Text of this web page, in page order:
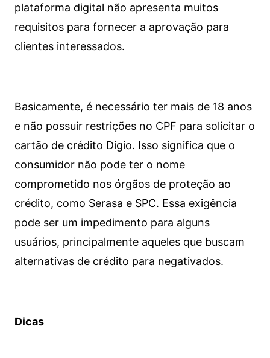
plataforma digital não apresenta muitos
requisitos para fornecer a aprovação para
clientes interessados.
Basicamente, é necessário ter mais de 18 anos
e não possuir restrições no CPF para solicitar o
cartão de crédito Digio. Isso significa que o
consumidor não pode ter o nome
comprometido nos órgãos de proteção ao
crédito, como Serasa e SPC. Essa exigência
pode ser um impedimento para alguns
usuários, principalmente aqueles que buscam
alternativas de crédito para negativados.
Dicas